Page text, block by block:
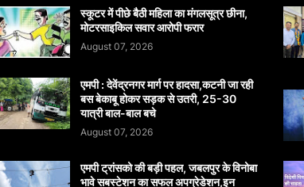
स्कूटर में पीछे बैठी महिला का मंगलसूत्र छीना,
मोटरसाइकिल सवार आरोपी फरार
August 07, 2026
एमपी : देवेंद्रनगर मार्ग पर हादसा,कटनी जा रही
बस बेकाबू होकर सड़क से उतरी, 25-30
यात्री बाल-बाल बचे
August 07, 2026
एमपी ट्रांसको की बड़ी पहल, जबलपुर के विनोबा
भावे सबस्टेशन का सफल अपग्रेडेशन,इन